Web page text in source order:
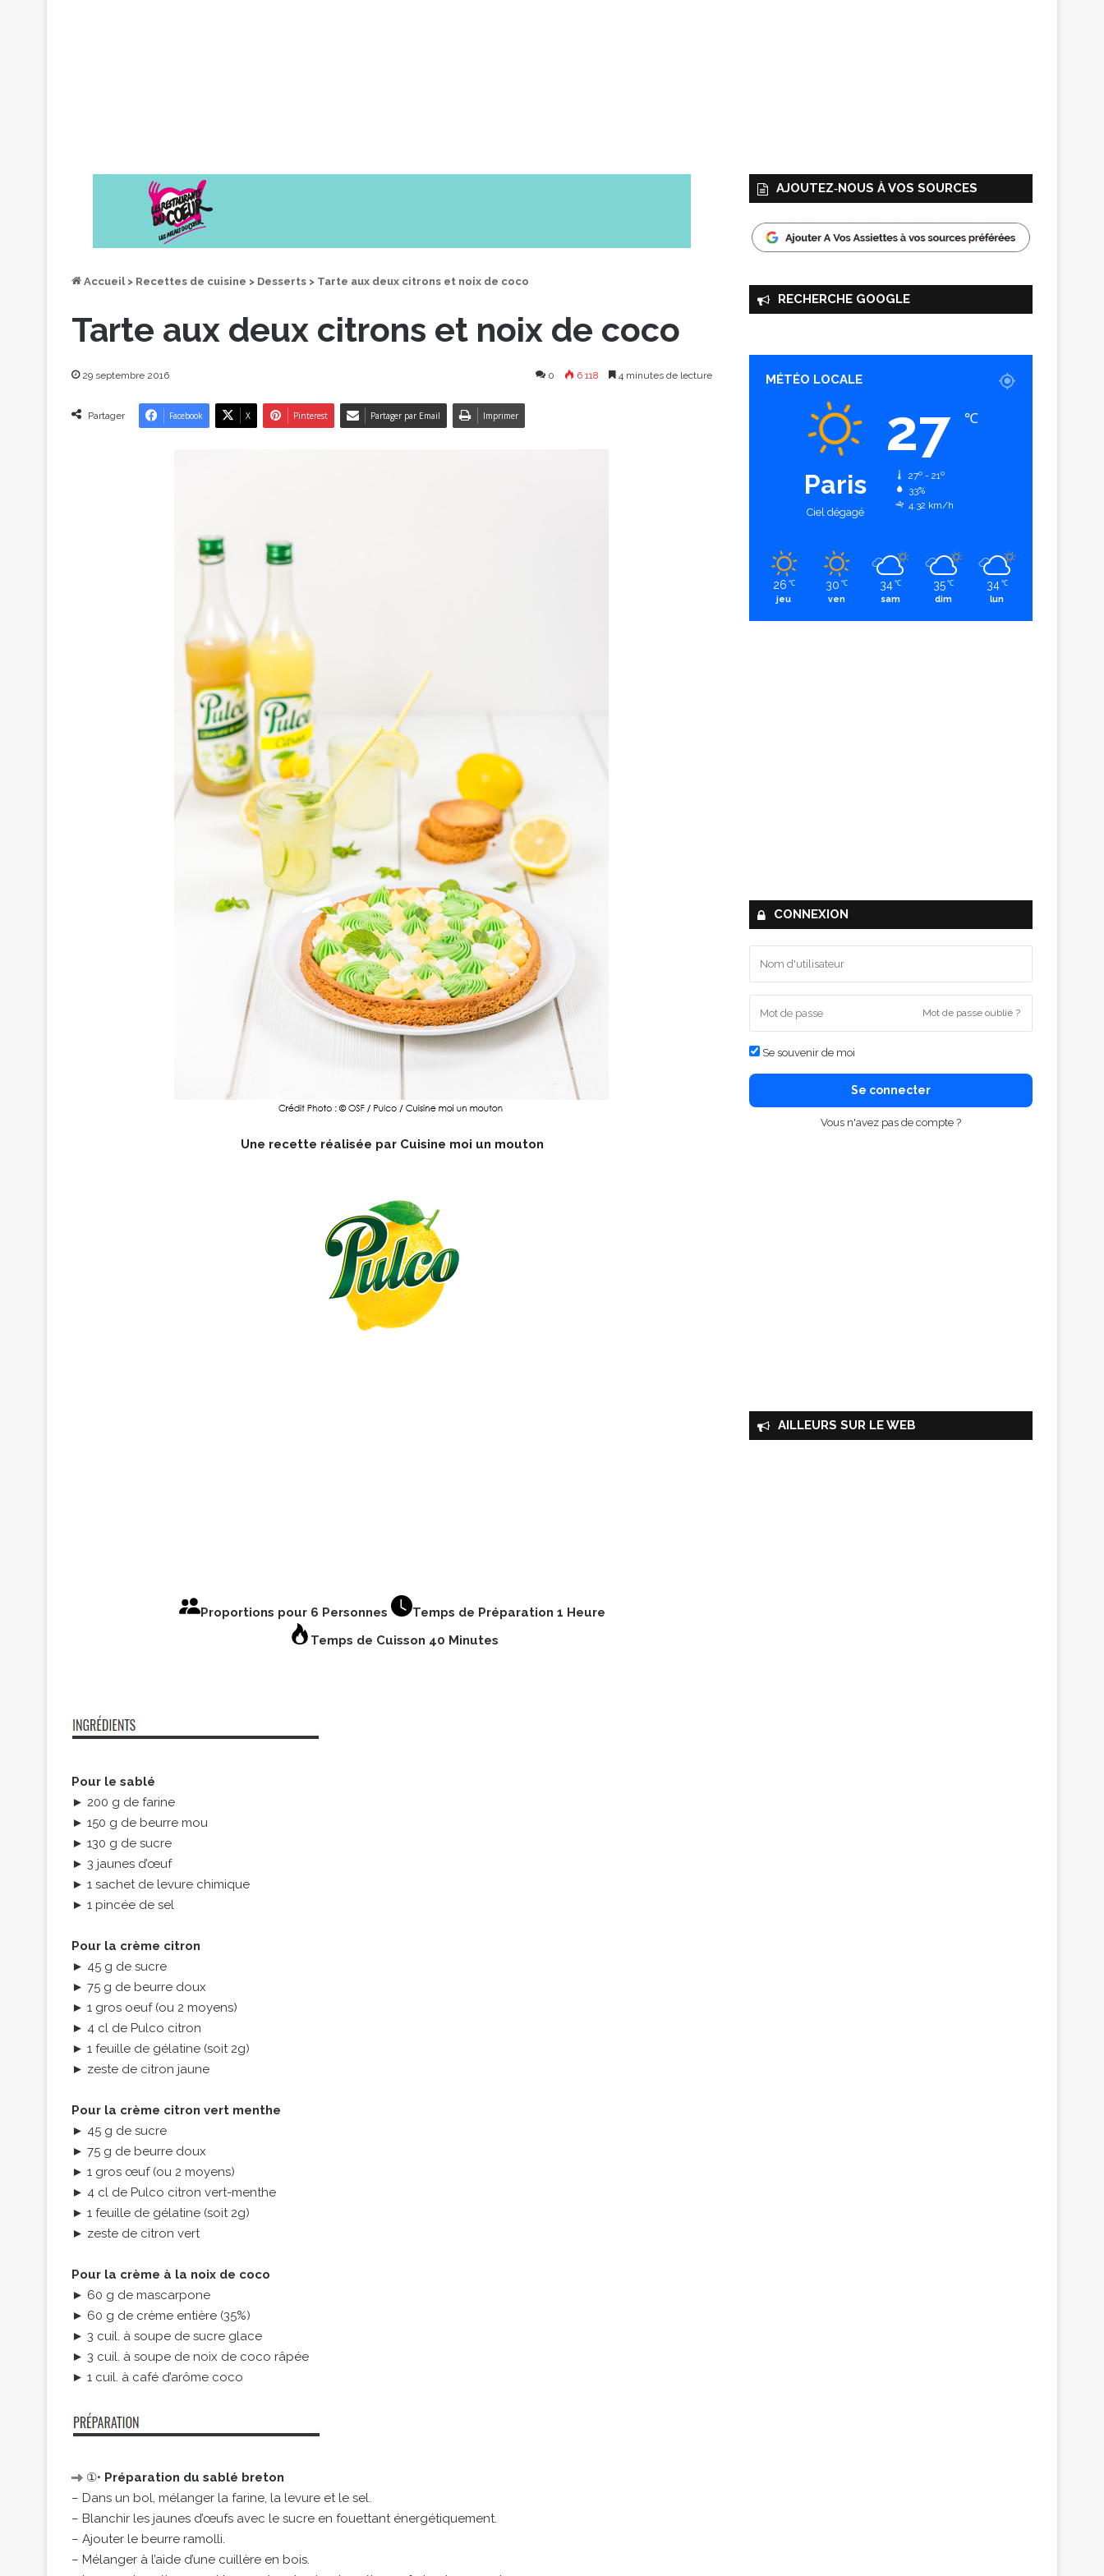
Accueil > Recettes de cuisine > Desserts > Tarte aux deux citrons et noix de coco
Tarte aux deux citrons et noix de coco
29 septembre 2016 0 6 118 4 minutes de lecture
Partager Facebook X Pinterest Partager par Email Imprimer
Une recette réalisée par Cuisine moi un mouton
Proportions pour 6 Personnes
Temps de Préparation 1 Heure
Temps de Cuisson 40 Minutes
Pour le sablé
► 200 g de farine
► 150 g de beurre mou
► 130 g de sucre
► 3 jaunes d’œuf
► 1 sachet de levure chimique
► 1 pincée de sel
Pour la crème citron
► 45 g de sucre
► 75 g de beurre doux
► 1 gros oeuf (ou 2 moyens)
► 4 cl de Pulco citron
► 1 feuille de gélatine (soit 2g)
► zeste de citron jaune
Pour la crème citron vert menthe
► 45 g de sucre
► 75 g de beurre doux
► 1 gros œuf (ou 2 moyens)
► 4 cl de Pulco citron vert-menthe
► 1 feuille de gélatine (soit 2g)
► zeste de citron vert
Pour la crème à la noix de coco
► 60 g de mascarpone
► 60 g de crème entière (35%)
► 3 cuil. à soupe de sucre glace
► 3 cuil. à soupe de noix de coco râpée
► 1 cuil. à café d’arôme coco
①• Préparation du sablé breton
– Dans un bol, mélanger la farine, la levure et le sel.
– Blanchir les jaunes d’œufs avec le sucre en fouettant énergétiquement.
– Ajouter le beurre ramolli.
– Mélanger à l’aide d’une cuillère en bois.
AJOUTEZ‑NOUS À VOS SOURCES
RECHERCHE GOOGLE
MÉTÉO LOCALE
Paris
Ciel dégagé
27 ℃
27º - 21º
33%
4.32 km/h
26 ℃
jeu
30 ℃
ven
34 ℃
sam
35 ℃
dim
34 ℃
lun
CONNEXION
Mot de passe oublié ?
Se souvenir de moi
Se connecter
Vous n'avez pas de compte ?
AILLEURS SUR LE WEB